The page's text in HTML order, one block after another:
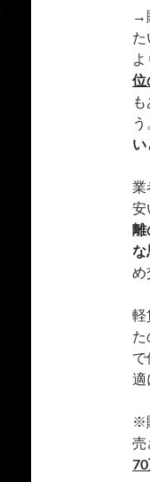
→
位
い
業
安
離
な
め
軽
た
適
※
売